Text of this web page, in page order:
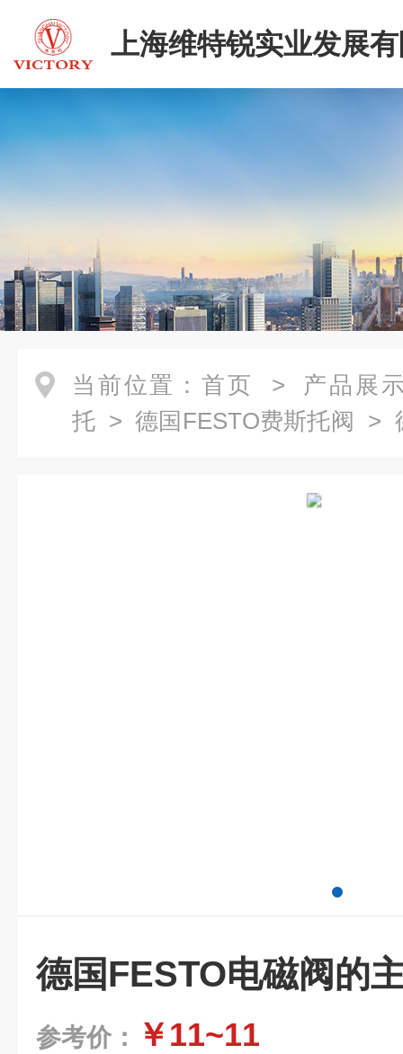
上海维特锐实业发展
当前位置： 首页 > 产品展
托 > 德国FESTO费斯托阀 >
德国FESTO电磁阀的
参考价： ￥11~11